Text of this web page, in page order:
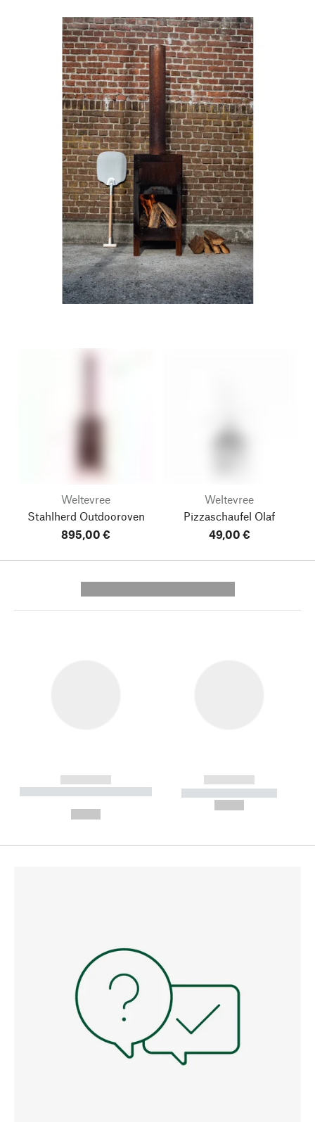
Weltevree
Stahlherd Outdooroven
895,00 €
Weltevree
Pizzaschaufel Olaf
49,00 €
------------
----------- ----------- --------
------------
----------- -----------